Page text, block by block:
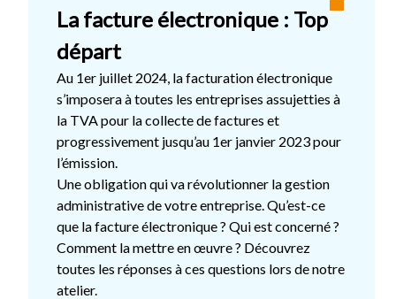
La facture électronique : Top
départ
Au 1er juillet 2024, la facturation électronique
s’imposera à toutes les entreprises assujetties à
la TVA pour la collecte de factures et
progressivement jusqu’au 1er janvier 2023 pour
l’émission.
Une obligation qui va révolutionner la gestion
administrative de votre entreprise. Qu’est-ce
que la facture électronique ? Qui est concerné ?
Comment la mettre en œuvre ? Découvrez
toutes les réponses à ces questions lors de notre
atelier.